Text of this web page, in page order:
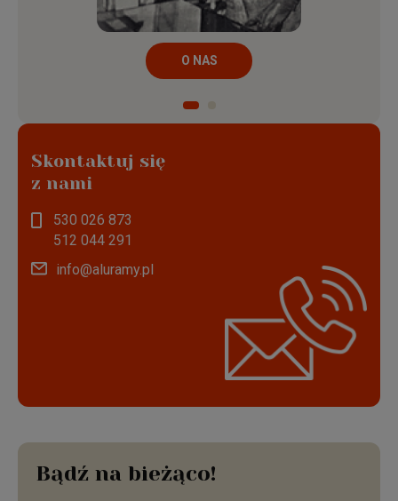
O NAS
Skontaktuj się
z nami
530 026 873
512 044 291
info@aluramy.pl
Bądź na bieżąco!